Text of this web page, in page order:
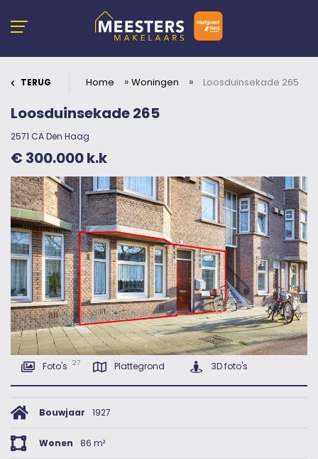
TERUG Home » Woningen » Loosduinsekade 265
Loosduinsekade 265
2571 CA Den Haag
€ 300.000 k.k
Foto's 27 Plattegrond 3D foto's
Bouwjaar 1927
Wonen 86 m²